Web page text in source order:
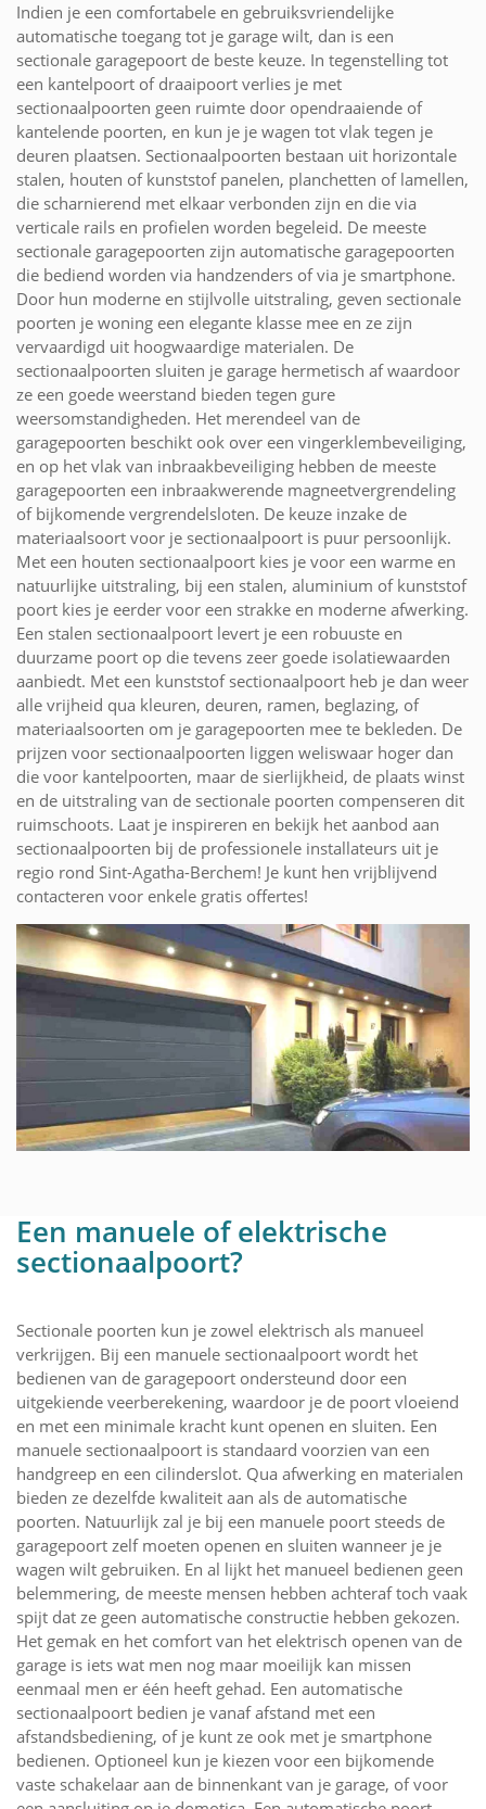
Indien je een comfortabele en gebruiksvriendelijke
automatische toegang tot je garage wilt, dan is een
sectionale garagepoort de beste keuze. In tegenstelling tot
een kantelpoort of draaipoort verlies je met
sectionaalpoorten geen ruimte door opendraaiende of
kantelende poorten, en kun je je wagen tot vlak tegen je
deuren plaatsen. Sectionaalpoorten bestaan uit horizontale
stalen, houten of kunststof panelen, planchetten of lamellen,
die scharnierend met elkaar verbonden zijn en die via
verticale rails en profielen worden begeleid. De meeste
sectionale garagepoorten zijn automatische garagepoorten
die bediend worden via handzenders of via je smartphone.
Door hun moderne en stijlvolle uitstraling, geven sectionale
poorten je woning een elegante klasse mee en ze zijn
vervaardigd uit hoogwaardige materialen. De
sectionaalpoorten sluiten je garage hermetisch af waardoor
ze een goede weerstand bieden tegen gure
weersomstandigheden. Het merendeel van de
garagepoorten beschikt ook over een vingerklembeveiliging,
en op het vlak van inbraakbeveiliging hebben de meeste
garagepoorten een inbraakwerende magneetvergrendeling
of bijkomende vergrendelsloten. De keuze inzake de
materiaalsoort voor je sectionaalpoort is puur persoonlijk.
Met een houten sectionaalpoort kies je voor een warme en
natuurlijke uitstraling, bij een stalen, aluminium of kunststof
poort kies je eerder voor een strakke en moderne afwerking.
Een stalen sectionaalpoort levert je een robuuste en
duurzame poort op die tevens zeer goede isolatiewaarden
aanbiedt. Met een kunststof sectionaalpoort heb je dan weer
alle vrijheid qua kleuren, deuren, ramen, beglazing, of
materiaalsoorten om je garagepoorten mee te bekleden. De
prijzen voor sectionaalpoorten liggen weliswaar hoger dan
die voor kantelpoorten, maar de sierlijkheid, de plaats winst
en de uitstraling van de sectionale poorten compenseren dit
ruimschoots. Laat je inspireren en bekijk het aanbod aan
sectionaalpoorten bij de professionele installateurs uit je
regio rond Sint-Agatha-Berchem! Je kunt hen vrijblijvend
contacteren voor enkele gratis offertes!
Een manuele of elektrische
sectionaalpoort?
Sectionale poorten kun je zowel elektrisch als manueel
verkrijgen. Bij een manuele sectionaalpoort wordt het
bedienen van de garagepoort ondersteund door een
uitgekiende veerberekening, waardoor je de poort vloeiend
en met een minimale kracht kunt openen en sluiten. Een
manuele sectionaalpoort is standaard voorzien van een
handgreep en een cilinderslot. Qua afwerking en materialen
bieden ze dezelfde kwaliteit aan als de automatische
poorten. Natuurlijk zal je bij een manuele poort steeds de
garagepoort zelf moeten openen en sluiten wanneer je je
wagen wilt gebruiken. En al lijkt het manueel bedienen geen
belemmering, de meeste mensen hebben achteraf toch vaak
spijt dat ze geen automatische constructie hebben gekozen.
Het gemak en het comfort van het elektrisch openen van de
garage is iets wat men nog maar moeilijk kan missen
eenmaal men er één heeft gehad. Een automatische
sectionaalpoort bedien je vanaf afstand met een
afstandsbediening, of je kunt ze ook met je smartphone
bedienen. Optioneel kun je kiezen voor een bijkomende
vaste schakelaar aan de binnenkant van je garage, of voor